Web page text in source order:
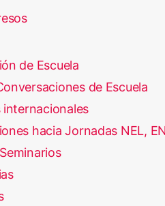
de Escuela
de Escuela
internacionales
hacia Jornadas NEL,